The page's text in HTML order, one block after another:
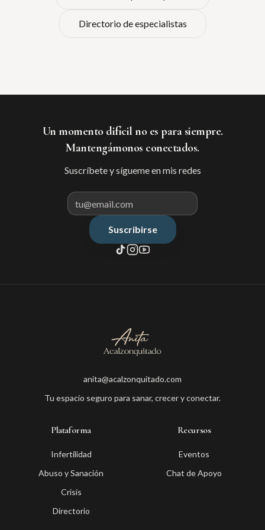
Directorio de especialistas
Un momento difícil no es para siempre.
Mantengámonos conectados.
Suscríbete y sígueme en mis redes
Correo electrónico para
Suscribirse
anita@acalzonquitado.com
Tu espacio seguro para sanar, crecer y conectar.
Plataforma
Infertilidad
Abuso y Sanación
Crisis
Directorio
Recursos
Eventos
Chat de Apoyo